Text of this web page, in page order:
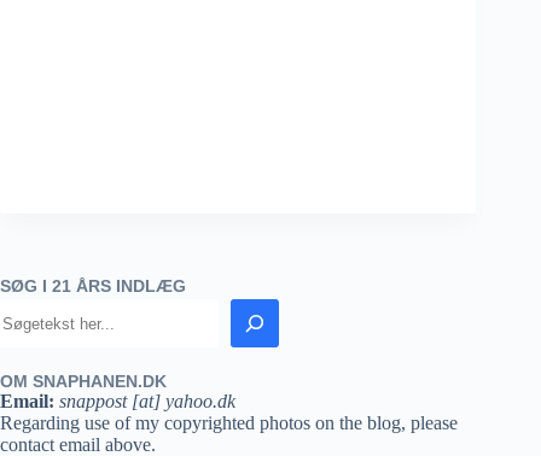
SØG I 21 ÅRS INDLÆG
OM SNAPHANEN.DK
Email: snappost [at] yahoo.dk
Regarding use of my copyrighted photos on the blog, please
contact email above.